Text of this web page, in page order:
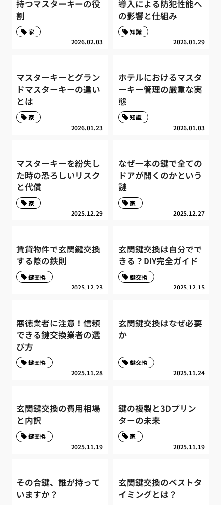
持つマスターキーの役
割
2026.02.03
家
導入による防犯性能へ
の影響と仕組み
2026.01.29
知識
マスターキーとグラン
ドマスターキーの違い
とは
2026.01.23
家
ホテルにおけるマスタ
ーキー管理の厳重な実
態
2026.01.03
知識
マスターキーを紛失し
た時の恐ろしいリスク
と代償
2025.12.29
家
なぜ一本の鍵で全ての
ドアが開くのかという
謎
2025.12.27
家
賃貸物件で玄関鍵交換
する際の鉄則
2025.12.23
鍵交換
玄関鍵交換は自分でで
きる？DIY完全ガイド
2025.12.15
鍵交換
悪徳業者に注意！信頼
できる鍵交換業者の選
び方
2025.11.28
鍵交換
玄関鍵交換はなぜ必要
か
2025.11.24
鍵交換
玄関鍵交換の費用相場
と内訳
2025.11.19
鍵交換
鍵の複製と3Dプリン
ターの未来
2025.11.19
家
その合鍵、誰が持って
いますか？
玄関鍵交換のベストタ
イミングとは？